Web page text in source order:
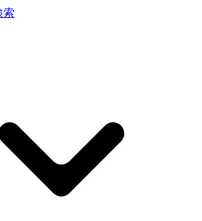
索